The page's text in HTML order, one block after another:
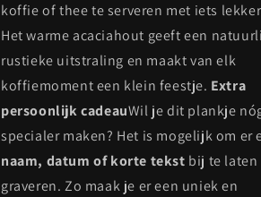
koffie of thee te serveren met iets
Het warme acaciahout geeft een
rustieke uitstraling en maakt van elk
koffiemoment een klein feestje. Extra
persoonlijk cadeauWil je dit plankje
specialer maken? Het is mogelijk om er
naam, datum of korte tekst bij te laten
graveren. Zo maak je er een uniek en